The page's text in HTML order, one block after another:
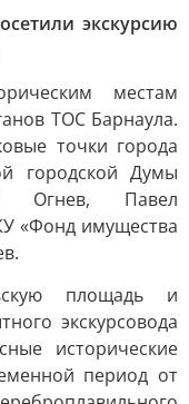
экскурсию
местам
ТОС Барнаула.
точки города
городской Думы
Огнев, Павел
«Фонд имущества
площадь и
экскурсовода
исторические
период от